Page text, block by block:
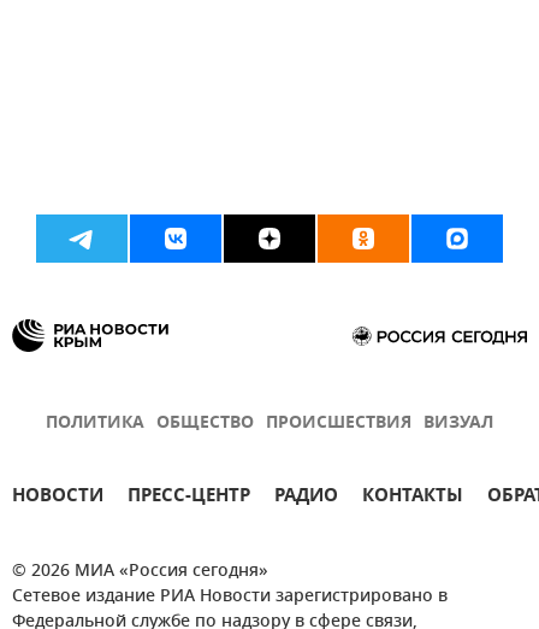
ПОЛИТИКА ОБЩЕСТВО ПРОИСШЕСТВИЯ ВИЗУАЛ
НОВОСТИ ПРЕСС-ЦЕНТР РАДИО КОНТАКТЫ
© 2026 МИА «Россия сегодня»
Сетевое издание РИА Новости зарегистрировано в
Федеральной службе по надзору в сфере связи,